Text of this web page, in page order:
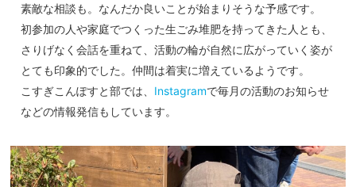
素敵な相談も。なんだか良いことが始まりそうな予感です。
初参加の人や家庭でつくった生ごみ堆肥を持ってきた人とも、
さりげなく会話を重ねて、活動の輪が自然に広がっていく姿が
とても印象的でした。仲間は着実に増えているようです。
こすぎこんぽすと部では、 Instagramで毎月の活動のお知らせ
などの情報発信もしています。